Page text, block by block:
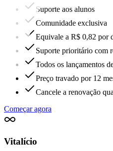
Suporte aos alunos
Comunidade exclusiva
Equivale a R$ 0,82 por
Suporte prioritário com
Todos os lançamentos
Preço travado por 12
Cancele a renovação
Começar agora
Vitalício